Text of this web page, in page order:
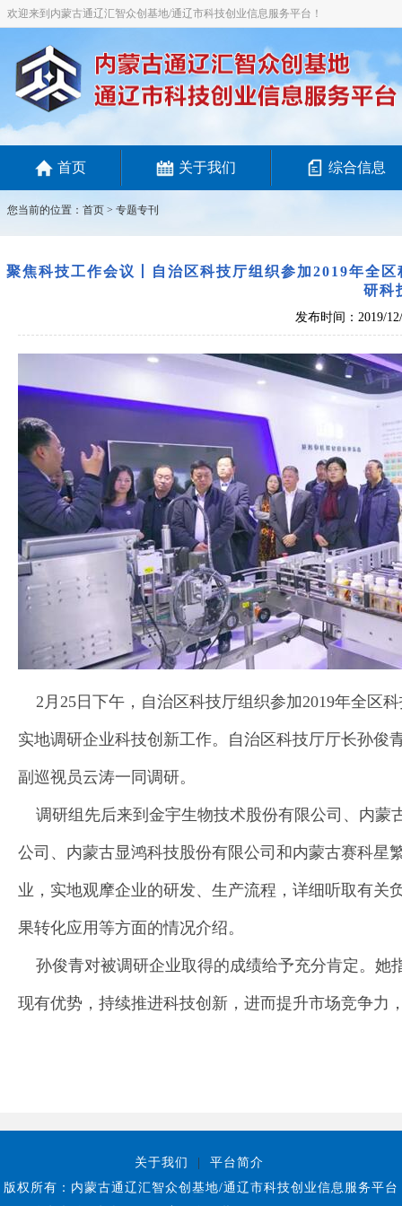
欢迎来到内蒙古通辽汇智众创基地/通辽市科技创业信息服务平台！
首页 关于我们 综合信息
您当前的位置： 首页 > 专题专刊
聚焦科技工作会议丨自治区科技厅组织参加2019年全
研科
发布时间：2019/
2月25日下午，自治区科技厅组织参加2019年全区
实地调研企业科技创新工作。自治区科技厅厅长孙俊
副巡视员云涛一同调研。
调研组先后来到金宇生物技术股份有限公司、内蒙
公司、内蒙古显鸿科技股份有限公司和内蒙古赛科星
业，实地观摩企业的研发、生产流程，详细听取有关
果转化应用等方面的情况介绍。
孙俊青对被调研企业取得的成绩给予充分肯定。她
现有优势，持续推进科技创新，进而提升市场竞争力
关于我们
平台简介
版权所有：内蒙古通辽汇智众创基地/通辽市科技创业信息服务平台